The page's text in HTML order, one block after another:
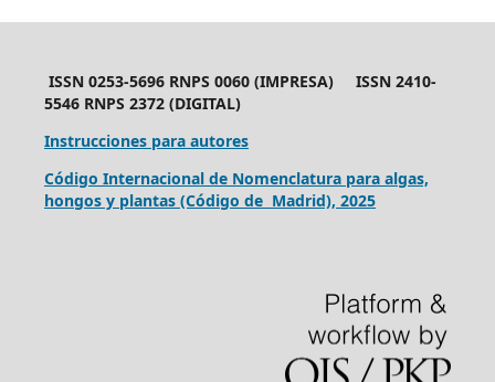
ISSN 0253-5696 RNPS 0060 (IMPRESA) ISSN 2410-
5546 RNPS 2372 (DIGITAL)
Instrucciones para autores
Código Internacional de Nomenclatura para algas,
hongos y plantas (Código de Madrid), 2025